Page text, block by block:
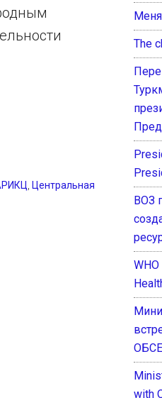
Центральная
The
ВОЗ
ОБСЕ
with